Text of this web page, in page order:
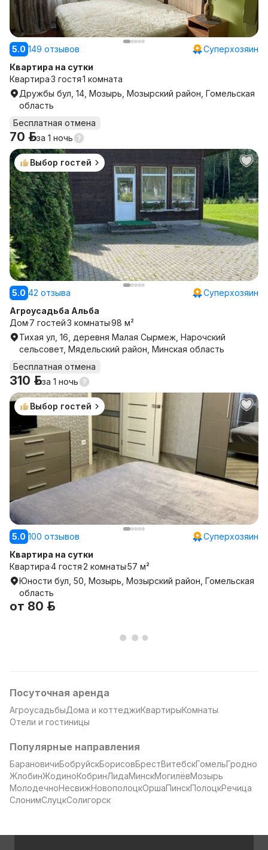
5.0 149 отзывов
Суперхозяин
Квартира на сутки
Квартира3 гостя1 комната
Дружбы бул, 14, Мозырь, Мозырский район, Гомельская
область
Бесплатная отмена
70 р.за 1 ночь
Выбор гостей
5.0 42 отзыва
Суперхозяин
Агроусадьба Альба
Дом 7 гостей3 комнаты98 м²
Тихая ул, 16, деревня Малая Сырмеж, Нарочский
сельсовет, Мядельский район, Минская область
Бесплатная отмена
310 р.за 1 ночь
Выбор гостей
5.0 100 отзывов
Суперхозяин
Квартира на сутки
Квартира4 гостя2 комнаты57 м²
Юности бул, 50, Мозырь, Мозырский район, Гомельская
область
от 80 р.
Посуточная аренда
АгроусадьбыДома и коттеджиКвартирыКомнаты
Отели и гостиницы
Популярные направления
БарановичиБобруйскБорисовБрестВитебскГомельГродно
ЖлобинЖодиноКобринЛидаМинскМогилёвМозырь
МолодечноНесвижНовополоцкОршаПинскПолоцкРечица
СлонимСлуцкСолигорск